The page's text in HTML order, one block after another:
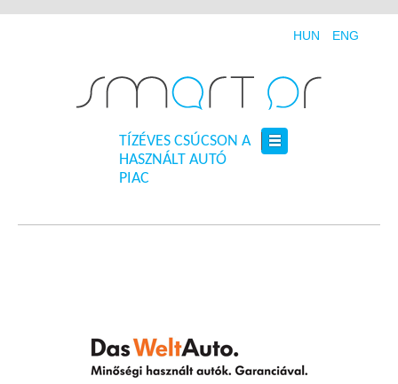
HUN ENG
TÍZÉVES CSÚCSON A
HASZNÁLT AUTÓ
PIAC